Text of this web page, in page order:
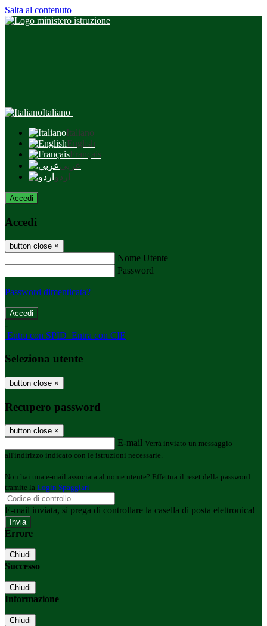
Salta al contenuto
Italiano
Italiano
English
Français
عربى
اردو
Accedi
Accedi
button close ×
Nome Utente
Password
Password dimenticata?
-
Entra con SPID Entra con CIE
Seleziona utente
button close ×
Recupero password
button close ×
E-mail Verrà inviato un messaggio
all'indirizzo indicato con le istruzioni necessarie.
Non hai una e-mail associata al nome utente? Effettua il reset della password
tramite la Login Spaggiari
E-mail inviata, si prega di controllare la casella di posta elettronica!
Errore
Chiudi
Successo
Chiudi
Informazione
Chiudi